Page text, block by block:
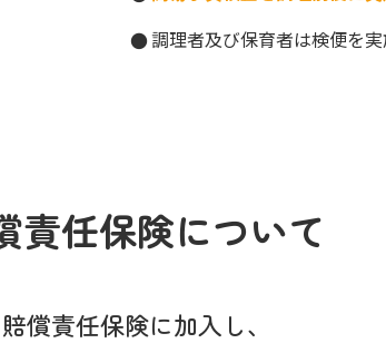
調理者及び保育者は検便を実
責任保険について
賠償責任保険に加入し、